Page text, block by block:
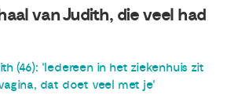
van Judith, die veel had
(46): 'Iedereen in het ziekenhuis zit
dat doet veel met je'